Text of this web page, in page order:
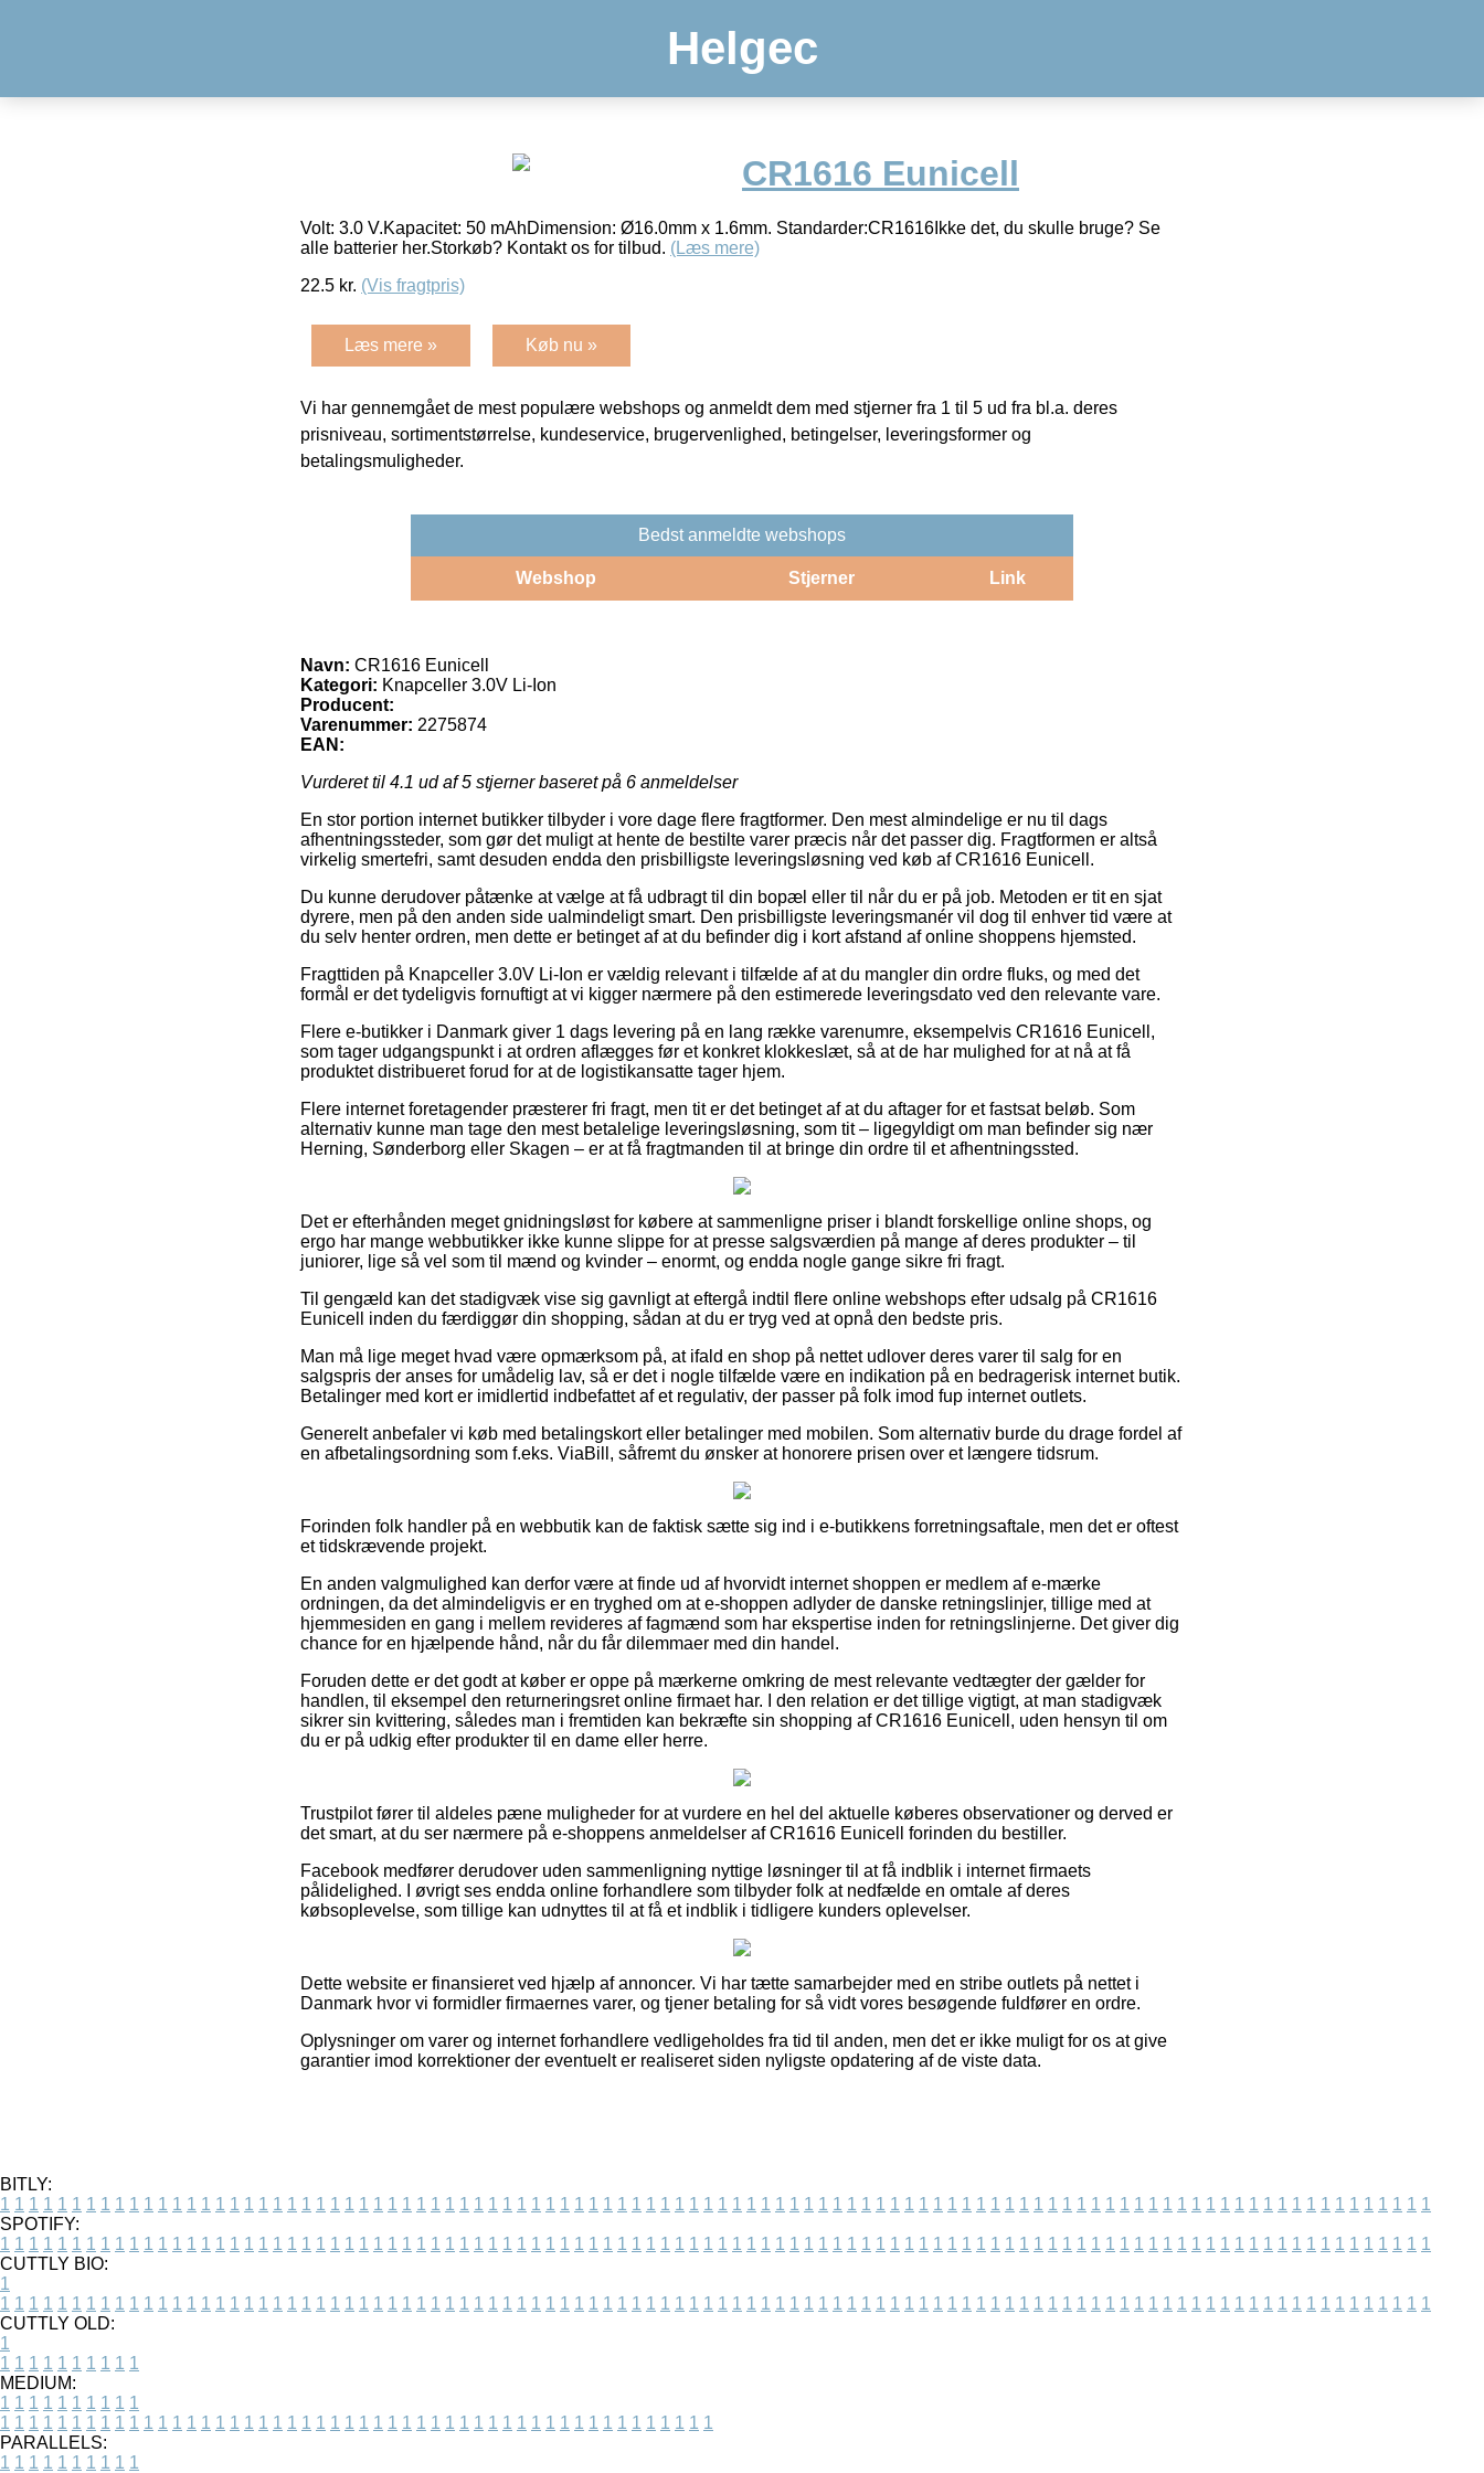
Helgec
CR1616 Eunicell
Volt: 3.0 V.Kapacitet: 50 mAhDimension: Ø16.0mm x 1.6mm. Standarder:CR1616Ikke det, du skulle bruge? Se
alle batterier her.Storkøb? Kontakt os for tilbud. (Læs mere)
22.5 kr. (Vis fragtpris)
Læs mere » Køb nu »
Vi har gennemgået de mest populære webshops og anmeldt dem med stjerner fra 1 til 5 ud fra bl.a. deres
prisniveau, sortimentstørrelse, kundeservice, brugervenlighed, betingelser, leveringsformer og
betalingsmuligheder.
Bedst anmeldte webshops
Webshop Stjerner Link
Navn: CR1616 Eunicell
Kategori: Knapceller 3.0V Li-Ion
Producent:
Varenummer: 2275874
EAN:
Vurderet til 4.1 ud af 5 stjerner baseret på 6 anmeldelser
En stor portion internet butikker tilbyder i vore dage flere fragtformer. Den mest almindelige er nu til dags
afhentningssteder, som gør det muligt at hente de bestilte varer præcis når det passer dig. Fragtformen er altså
virkelig smertefri, samt desuden endda den prisbilligste leveringsløsning ved køb af CR1616 Eunicell.
Du kunne derudover påtænke at vælge at få udbragt til din bopæl eller til når du er på job. Metoden er tit en sjat
dyrere, men på den anden side ualmindeligt smart. Den prisbilligste leveringsmanér vil dog til enhver tid være at
du selv henter ordren, men dette er betinget af at du befinder dig i kort afstand af online shoppens hjemsted.
Fragttiden på Knapceller 3.0V Li-Ion er vældig relevant i tilfælde af at du mangler din ordre fluks, og med det
formål er det tydeligvis fornuftigt at vi kigger nærmere på den estimerede leveringsdato ved den relevante vare.
Flere e-butikker i Danmark giver 1 dags levering på en lang række varenumre, eksempelvis CR1616 Eunicell,
som tager udgangspunkt i at ordren aflægges før et konkret klokkeslæt, så at de har mulighed for at nå at få
produktet distribueret forud for at de logistikansatte tager hjem.
Flere internet foretagender præsterer fri fragt, men tit er det betinget af at du aftager for et fastsat beløb. Som
alternativ kunne man tage den mest betalelige leveringsløsning, som tit – ligegyldigt om man befinder sig nær
Herning, Sønderborg eller Skagen – er at få fragtmanden til at bringe din ordre til et afhentningssted.
Det er efterhånden meget gnidningsløst for købere at sammenligne priser i blandt forskellige online shops, og
ergo har mange webbutikker ikke kunne slippe for at presse salgsværdien på mange af deres produkter – til
juniorer, lige så vel som til mænd og kvinder – enormt, og endda nogle gange sikre fri fragt.
Til gengæld kan det stadigvæk vise sig gavnligt at eftergå indtil flere online webshops efter udsalg på CR1616
Eunicell inden du færdiggør din shopping, sådan at du er tryg ved at opnå den bedste pris.
Man må lige meget hvad være opmærksom på, at ifald en shop på nettet udlover deres varer til salg for en
salgspris der anses for umådelig lav, så er det i nogle tilfælde være en indikation på en bedragerisk internet butik.
Betalinger med kort er imidlertid indbefattet af et regulativ, der passer på folk imod fup internet outlets.
Generelt anbefaler vi køb med betalingskort eller betalinger med mobilen. Som alternativ burde du drage fordel af
en afbetalingsordning som f.eks. ViaBill, såfremt du ønsker at honorere prisen over et længere tidsrum.
Forinden folk handler på en webbutik kan de faktisk sætte sig ind i e-butikkens forretningsaftale, men det er oftest
et tidskrævende projekt.
En anden valgmulighed kan derfor være at finde ud af hvorvidt internet shoppen er medlem af e-mærke
ordningen, da det almindeligvis er en tryghed om at e-shoppen adlyder de danske retningslinjer, tillige med at
hjemmesiden en gang i mellem revideres af fagmænd som har ekspertise inden for retningslinjerne. Det giver dig
chance for en hjælpende hånd, når du får dilemmaer med din handel.
Foruden dette er det godt at køber er oppe på mærkerne omkring de mest relevante vedtægter der gælder for
handlen, til eksempel den returneringsret online firmaet har. I den relation er det tillige vigtigt, at man stadigvæk
sikrer sin kvittering, således man i fremtiden kan bekræfte sin shopping af CR1616 Eunicell, uden hensyn til om
du er på udkig efter produkter til en dame eller herre.
Trustpilot fører til aldeles pæne muligheder for at vurdere en hel del aktuelle køberes observationer og derved er
det smart, at du ser nærmere på e-shoppens anmeldelser af CR1616 Eunicell forinden du bestiller.
Facebook medfører derudover uden sammenligning nyttige løsninger til at få indblik i internet firmaets
pålidelighed. I øvrigt ses endda online forhandlere som tilbyder folk at nedfælde en omtale af deres
købsoplevelse, som tillige kan udnyttes til at få et indblik i tidligere kunders oplevelser.
Dette website er finansieret ved hjælp af annoncer. Vi har tætte samarbejder med en stribe outlets på nettet i
Danmark hvor vi formidler firmaernes varer, og tjener betaling for så vidt vores besøgende fuldfører en ordre.
Oplysninger om varer og internet forhandlere vedligeholdes fra tid til anden, men det er ikke muligt for os at give
garantier imod korrektioner der eventuelt er realiseret siden nyligste opdatering af de viste data.
BITLY:
1 1 1 1 1 1 1 1 1 1 1 1 1 1 1 1 1 1 1 1 1 1 1 1 1 1 1 1 1 1 1 1 1 1 1 1 1 1 1 1 1 1 1 1 1 1 1 1 1 1 1 1 1 1 1 1 1 1 1 1 1 1 1 1 1 1 1 1 1 1 1 1 1 1 1 1 1 1 1 1 1 1 1 1 1 1 1 1 1 1 1 1 1 1 1 1 1 1 1 1
SPOTIFY:
1 1 1 1 1 1 1 1 1 1 1 1 1 1 1 1 1 1 1 1 1 1 1 1 1 1 1 1 1 1 1 1 1 1 1 1 1 1 1 1 1 1 1 1 1 1 1 1 1 1 1 1 1 1 1 1 1 1 1 1 1 1 1 1 1 1 1 1 1 1 1 1 1 1 1 1 1 1 1 1 1 1 1 1 1 1 1 1 1 1 1 1 1 1 1 1 1 1 1 1
CUTTLY BIO:
1
1 1 1 1 1 1 1 1 1 1 1 1 1 1 1 1 1 1 1 1 1 1 1 1 1 1 1 1 1 1 1 1 1 1 1 1 1 1 1 1 1 1 1 1 1 1 1 1 1 1 1 1 1 1 1 1 1 1 1 1 1 1 1 1 1 1 1 1 1 1 1 1 1 1 1 1 1 1 1 1 1 1 1 1 1 1 1 1 1 1 1 1 1 1 1 1 1 1 1 1
CUTTLY OLD:
1
1 1 1 1 1 1 1 1 1 1
MEDIUM:
1 1 1 1 1 1 1 1 1 1
1 1 1 1 1 1 1 1 1 1 1 1 1 1 1 1 1 1 1 1 1 1 1 1 1 1 1 1 1 1 1 1 1 1 1 1 1 1 1 1 1 1 1 1 1 1 1 1 1 1
PARALLELS:
1 1 1 1 1 1 1 1 1 1